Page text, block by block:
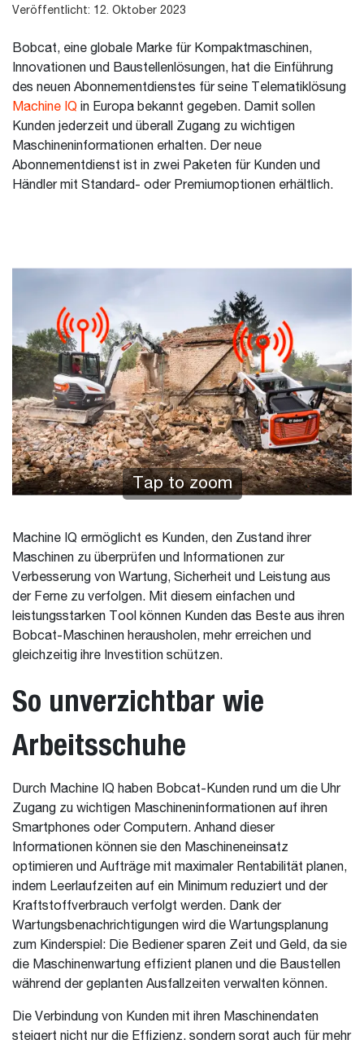
Veröffentlicht: 12. Oktober 2023
Bobcat, eine globale Marke für Kompaktmaschinen,
Innovationen und Baustellenlösungen, hat die Einführung
des neuen Abonnementdienstes für seine Telematiklösung
Machine IQ in Europa bekannt gegeben. Damit sollen
Kunden jederzeit und überall Zugang zu wichtigen
Maschineninformationen erhalten. Der neue
Abonnementdienst ist in zwei Paketen für Kunden und
Händler mit Standard- oder Premiumoptionen erhältlich.
Tap to zoom
Machine IQ ermöglicht es Kunden, den Zustand ihrer
Maschinen zu überprüfen und Informationen zur
Verbesserung von Wartung, Sicherheit und Leistung aus
der Ferne zu verfolgen. Mit diesem einfachen und
leistungsstarken Tool können Kunden das Beste aus ihren
Bobcat-Maschinen herausholen, mehr erreichen und
gleichzeitig ihre Investition schützen.
So unverzichtbar wie
Arbeitsschuhe
Durch Machine IQ haben Bobcat-Kunden rund um die Uhr
Zugang zu wichtigen Maschineninformationen auf ihren
Smartphones oder Computern. Anhand dieser
Informationen können sie den Maschineneinsatz
optimieren und Aufträge mit maximaler Rentabilität planen,
indem Leerlaufzeiten auf ein Minimum reduziert und der
Kraftstoffverbrauch verfolgt werden. Dank der
Wartungsbenachrichtigungen wird die Wartungsplanung
zum Kinderspiel: Die Bediener sparen Zeit und Geld, da sie
die Maschinenwartung effizient planen und die Baustellen
während der geplanten Ausfallzeiten verwalten können.
Die Verbindung von Kunden mit ihren Maschinendaten
steigert nicht nur die Effizienz, sondern sorgt auch für mehr